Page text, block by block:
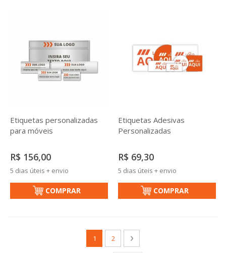
Etiquetas personalizadas
para móveis
R$ 156,00
5 dias úteis + envio
COMPRAR
Etiquetas Adesivas
Personalizadas
R$ 69,30
5 dias úteis + envio
COMPRAR
Você esta lendo a pagina
1 Página
2 Página
Próximo